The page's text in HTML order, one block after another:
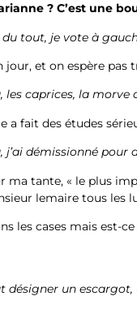
? C’est une
du tout, je vote à
jour, et on espère pas
les caprices, la morve
a fait des études
j’ai démissionné
ma tante, « le plus
lemaire tous les
les cases mais est-
un escargot,